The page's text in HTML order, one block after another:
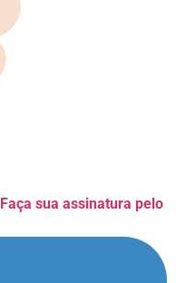
Faça sua assinatura pelo